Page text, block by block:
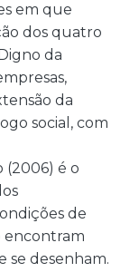
em que
dos quatro
da
da
social, com
(2006) é o
de
encontram
se desenham.